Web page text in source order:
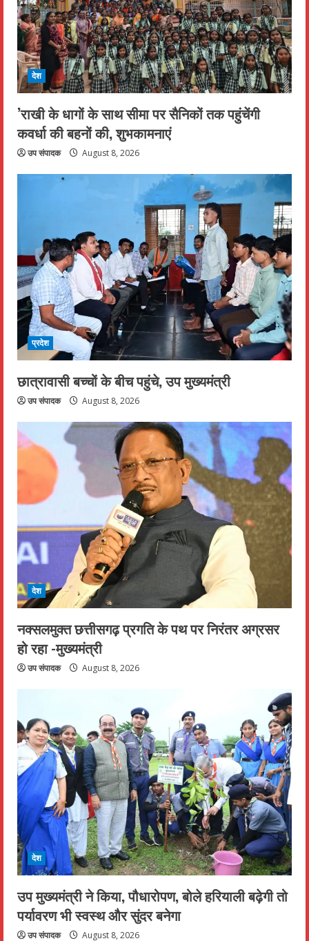
देश
’राखी के धागों के साथ सीमा पर सैनिकों तक पहुंचेंगी
कवर्धा की बहनों की, शुभकामनाएं
उप संपादक August 8, 2026
प्रदेश
छात्रावासी बच्चों के बीच पहुंचे, उप मुख्यमंत्री
उप संपादक August 8, 2026
देश
नक्सलमुक्त छत्तीसगढ़ प्रगति के पथ पर निरंतर अग्रसर
हो रहा -मुख्यमंत्री
उप संपादक August 8, 2026
देश
उप मुख्यमंत्री ने किया, पौधारोपण, बोले हरियाली बढ़ेगी तो
पर्यावरण भी स्वस्थ और सुंदर बनेगा
उप संपादक August 8, 2026